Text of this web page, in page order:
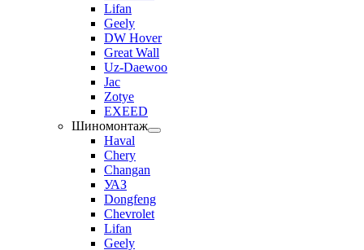
Lifan
Geely
DW Hover
Great Wall
Uz-Daewoo
Jac
Zotye
EXEED
Шиномонтаж
Haval
Chery
Changan
УАЗ
Dongfeng
Chevrolet
Lifan
Geely